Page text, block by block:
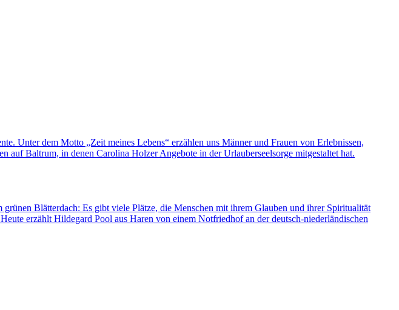
Unter dem Motto „Zeit meines Lebens“ erzählen uns Männer und Frauen von Erlebnissen,
auf Baltrum, in denen Carolina Holzer Angebote in der Urlauberseelsorge mitgestaltet hat.
Blätterdach: Es gibt viele Plätze, die Menschen mit ihrem Glauben und ihrer Spiritualität
erzählt Hildegard Pool aus Haren von einem Notfriedhof an der deutsch-niederländischen